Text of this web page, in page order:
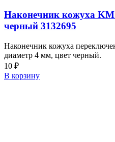
Наконечник кожуха
черный 3132695
Наконечник кожуха
диаметр 4 мм, цвет черный.
10 ₽
В корзину